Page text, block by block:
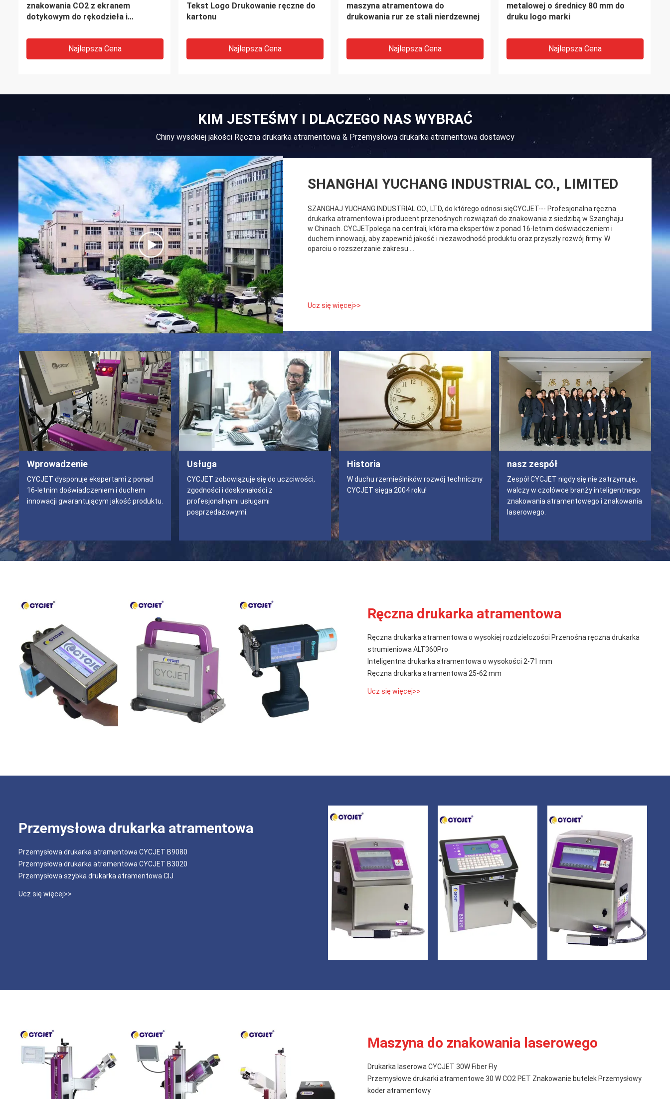
wysokości 1-25.4mm
Najlepsza Cena
rozdzielczości 100 mm Tij 4
głowice drukujące
Najlepsza Cena
62 mm
Najlepsza Cena
atramentowa ALT390
Najlepsza Cena
KIM JESTEŚMY I DLACZEGO NAS WYBRAĆ
Chiny wysokiej jakości Ręczna drukarka atramentowa & Przemysłowa drukarka atramentowa dostawcy
SHANGHAI YUCHANG INDUSTRIAL CO., LIMITED
SZANGHAJ YUCHANG INDUSTRIAL CO., LTD, do którego odnosi sięCYCJET--- Profesjonalna ręczna
drukarka atramentowa i producent przenośnych rozwiązań do znakowania z siedzibą w Szanghaju
w Chinach. CYCJETpolega na centrali, która ma ekspertów z ponad 16-letnim doświadczeniem i
duchem innowacji, aby zapewnić jakość i niezawodność produktu oraz przyszły rozwój firmy. W
oparciu o rozszerzanie zakresu ...
Ucz się więcej>>
Wprowadzenie
CYCJET dysponuje ekspertami z ponad
16-letnim doświadczeniem i duchem
innowacji gwarantującym jakość produktu.
Usługa
CYCJET zobowiązuje się do uczciwości,
zgodności i doskonałości z
profesjonalnymi usługami
posprzedażowymi.
Historia
W duchu rzemieślników rozwój techniczny
CYCJET sięga 2004 roku!
nasz zespół
Zespół CYCJET nigdy się nie zatrzymuje,
walczy w czołówce branży inteligentnego
znakowania atramentowego i znakowania
laserowego.
Ręczna drukarka atramentowa
Ręczna drukarka atramentowa o wysokiej rozdzielczości Przenośna ręczna drukarka
strumieniowa ALT360Pro
Inteligentna drukarka atramentowa o wysokości 2-71 mm
Ręczna drukarka atramentowa 25-62 mm
Ucz się więcej>>
Przemysłowa drukarka atramentowa
Przemysłowa drukarka atramentowa CYCJET B9080
Przemysłowa drukarka atramentowa CYCJET B3020
Przemysłowa szybka drukarka atramentowa CIJ
Ucz się więcej>>
Maszyna do znakowania laserowego
Drukarka laserowa CYCJET 30W Fiber Fly
Przemysłowe drukarki atramentowe 30 W CO2 PET Znakowanie butelek Przemysłowy
koder atramentowy